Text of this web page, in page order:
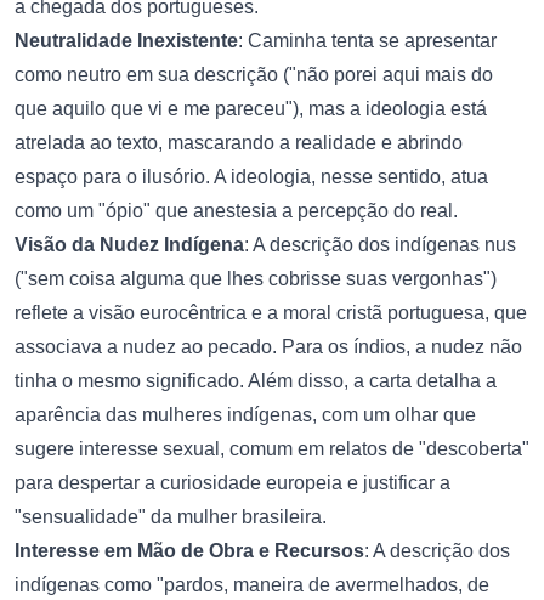
a chegada dos portugueses.
Neutralidade Inexistente: Caminha tenta se apresentar
como neutro em sua descrição ("não porei aqui mais do
que aquilo que vi e me pareceu"), mas a ideologia está
atrelada ao texto, mascarando a realidade e abrindo
espaço para o ilusório. A ideologia, nesse sentido, atua
como um "ópio" que anestesia a percepção do real.
Visão da Nudez Indígena: A descrição dos indígenas nus
("sem coisa alguma que lhes cobrisse suas vergonhas")
reflete a visão eurocêntrica e a moral cristã portuguesa, que
associava a nudez ao pecado. Para os índios, a nudez não
tinha o mesmo significado. Além disso, a carta detalha a
aparência das mulheres indígenas, com um olhar que
sugere interesse sexual, comum em relatos de "descoberta"
para despertar a curiosidade europeia e justificar a
"sensualidade" da mulher brasileira.
Interesse em Mão de Obra e Recursos: A descrição dos
indígenas como "pardos, maneira de avermelhados, de